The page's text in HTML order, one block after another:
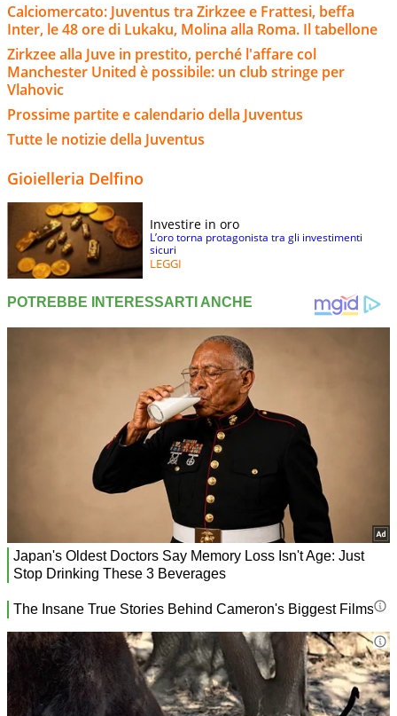
Calciomercato: Juventus tra Zirkzee e Frattesi, beffa
Inter, le 48 ore di Lukaku, Molina alla Roma. Il tabellone
Zirkzee alla Juve in prestito, perché l'affare col
Manchester United è possibile: un club stringe per
Vlahovic
Prossime partite e calendario della Juventus
Tutte le notizie della Juventus
Gioielleria Delfino
Investire in oro
L’oro torna protagonista tra gli investimenti
sicuri
LEGGI